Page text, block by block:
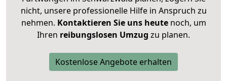
nicht, unsere professionelle Hilfe in Anspruch zu
nehmen. Kontaktieren Sie uns heutenoch, um
Ihren reibungslosen Umzug zu planen.
Kostenlose Angebote erhalten